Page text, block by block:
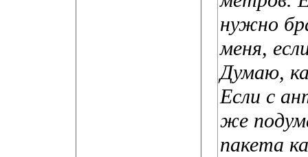
нужно
меня,
Думаю,
Если с
же
пакета